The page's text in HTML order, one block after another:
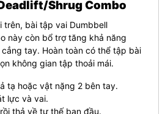
Shrug Combo
trên, bài tập vai Dumbbell
này còn bổ trợ tăng khả năng
tay. Hoàn toàn có thể tập bài
không gian tập thoải mái.
tạ hoặc vật nặng 2 bên tay.
lực và vai.
thả về tư thế ban đầu.